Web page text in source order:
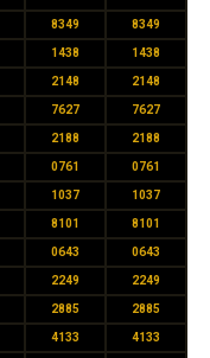
8349 8349
1438 1438
2148 2148
7627 7627
2188 2188
0761 0761
1037 1037
8101 8101
0643 0643
2249 2249
2885 2885
4133 4133